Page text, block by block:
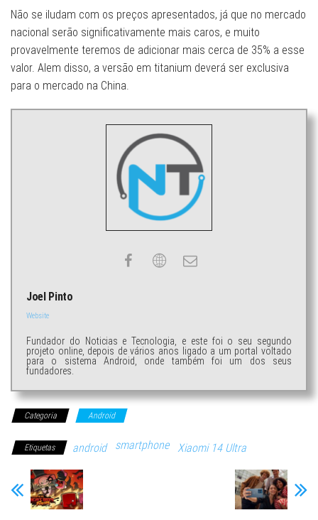
Não se iludam com os preços apresentados, já que no mercado
nacional serão significativamente mais caros, e muito
provavelmente teremos de adicionar mais cerca de 35% a esse
valor. Alem disso, a versão em titanium deverá ser exclusiva
para o mercado na China.
Joel Pinto
Website
Fundador do Noticias e Tecnologia, e este foi o seu segundo
projeto online, depois de vários anos ligado a um portal voltado
para o sistema Android, onde também foi um dos seus
fundadores.
Categoria Android
Etiquetas android smartphone Xiaomi 14 Ultra